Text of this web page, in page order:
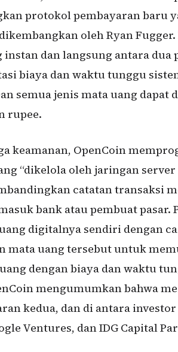
protokol pembayaran baru
oleh Ryan
dan langsung antara
biaya dan waktu tunggu
semua jenis mata uang
rupee.
keamanan, OpenCoin
“dikelola oleh jaringan
catatan transaksi
bank atau pembuat
digitalnya sendiri dengan
mata uang tersebut untuk
dengan biaya dan waktu
mengumumkan bahwa
kedua, dan di antara
Ventures, dan IDG Capital